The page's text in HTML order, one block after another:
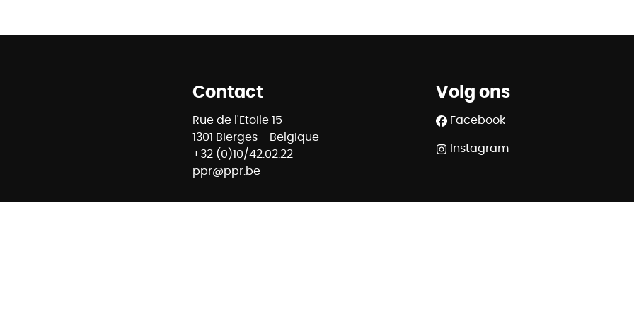
Contact
Rue de l'Etoile 15
1301 Bierges - Belgique
+32 (0)10/42.02.22
ppr@ppr.be
Volg ons
Facebook
Instagram